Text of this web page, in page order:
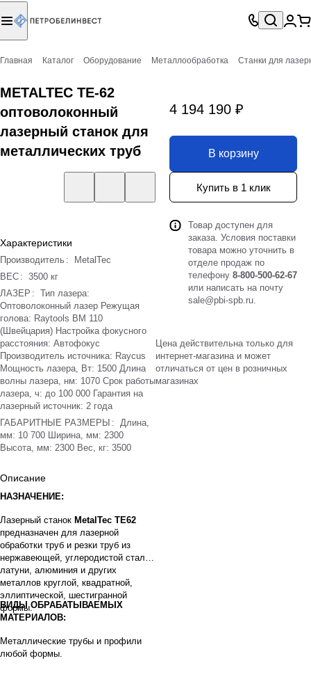
Главная Каталог Оборудование Металлообработка Станки для
METALTEC TЕ-62
оптоволоконный
лазерный станок для
металлических труб
Характеристики
Производитель :
MetalTec
ВЕС : 3500 кг
ЛАЗЕР : Тип лазера:
Оптоволоконный лазер Режущая
голова: Raytools BM 110
(Швейцария) Настройка фокусного
расстояния: Автофокус
Производитель источника: Raycus
Мощность лазера, Вт: 1500 Длина
волны лазера, нм: 1070 Срок работы
лазера, ч: до 100 000 Гарантия на
лазерный источник: 2 года
ГАБАРИТНЫЕ РАЗМЕРЫ : Длина,
мм: 10 700 Ширина, мм: 2300
Высота, мм: 2300 Вес, кг: 3500
Описание
НАЗНАЧЕНИЕ:
Лазерный станок MetalTec ТE62
предназначен для лазерной
обработки труб и резки труб из
нержавеющей, углеродистой стали,
латуни, алюминия и других
металлов круглой, квадратной,
эллиптической, шестигранной
формы.
ВИДЫ ОБРАБАТЫВАЕМЫХ
МАТЕРИАЛОВ:
Металлические трубы и профили
любой формы.
4 194 190 ₽
В корзину
Купить в 1 клик
Товар доступен для
заказа. Условия поставки
товара можно уточнить в
отделе продаж по
телефону 8-800-500-62-67
или написать на почту
sale@pbi-spb.ru.
Цена действительна только для
интернет-магазина и может
отличаться от цен в розничных
магазинах